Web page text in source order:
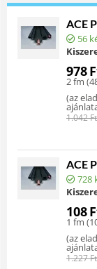
ACE
56
978
2 fm (
(az
1.042Ft
ACE
728
108
1 fm (
(az
1.227Ft